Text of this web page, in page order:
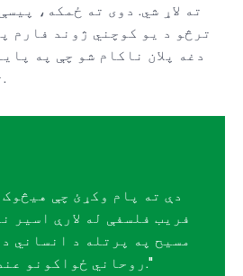
ته لاړ شي. دوی ته ځمکه،
ترڅو د یو کوچني ژوند فارم
دغه پلان ناکام شو چې په
تفرقې ته لمن ووهله.
فریب فلسفې له لارې اسیر
مسیح په پرتله د انساني
روحاني ځواکونو عنصر پورې اړه لري."